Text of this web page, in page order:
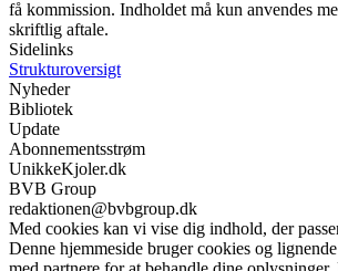
få kommission. Indholdet må kun anvendes
skriftlig aftale.
Sidelinks
Strukturoversigt
Nyheder
Bibliotek
Update
Abonnementsstrøm
UnikkeKjoler.dk
BVB Group
redaktionen@bvbgroup.dk
Med cookies kan vi vise dig indhold, der
Denne hjemmeside bruger cookies og